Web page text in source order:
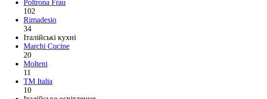
Poltrona Frau
102
Rimadesio
34
Італійські кухні
Marchi Cucine
20
Molteni
11
TM Italia
10